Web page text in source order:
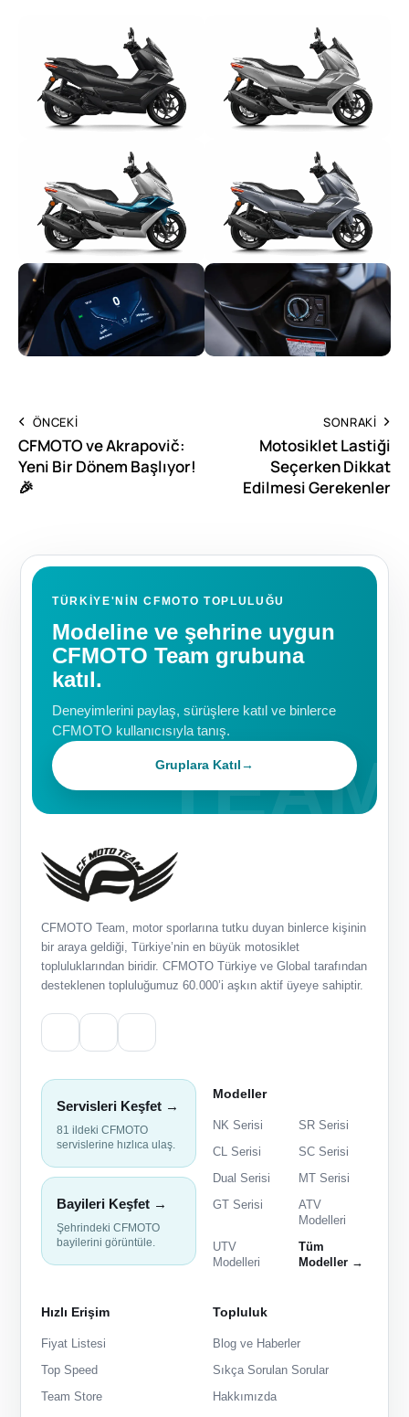
ÖNCEKI
CFMOTO ve Akrapovič:
Yeni Bir Dönem Başlıyor!
🎉
SONRAKI
Motosiklet Lastiği
Seçerken Dikkat
Edilmesi Gerekenler
TÜRKIYE'NIN CFMOTO TOPLULUĞU
Modeline ve şehrine uygun
CFMOTO Team grubuna
katıl.
Deneyimlerini paylaş, sürüşlere katıl ve binlerce
CFMOTO kullanıcısıyla tanış.
Gruplara Katıl→
CFMOTO Team, motor sporlarına tutku duyan binlerce kişinin
bir araya geldiği, Türkiye’nin en büyük motosiklet
topluluklarından biridir. CFMOTO Türkiye ve Global tarafından
desteklenen topluluğumuz 60.000’i aşkın aktif üyeye sahiptir.
Servisleri Keşfet →
81 ildeki CFMOTO
servislerine hızlıca ulaş.
Bayileri Keşfet →
Şehrindeki CFMOTO
bayilerini görüntüle.
Modeller
NK Serisi
SR Serisi
CL Serisi
SC Serisi
Dual Serisi
MT Serisi
GT Serisi
ATV
Modelleri
UTV
Modelleri
Tüm
Modeller →
Hızlı Erişim
Fiyat Listesi
Top Speed
Team Store
Topluluk
Blog ve Haberler
Sıkça Sorulan Sorular
Hakkımızda